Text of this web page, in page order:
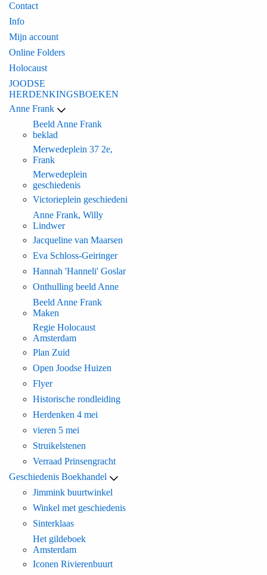
Contact
Info
Mijn account
Online Folders
Holocaust
JOODSE
HERDENKINGSBOEKEN
Anne Frank
Beeld Anne Frank
beklad
Merwedeplein 37 2e,
Frank
Merwedeplein
geschiedenis
Victorieplein geschiedeni
Anne Frank, Willy
Lindwer
Jacqueline van Maarsen
Eva Schloss-Geiringer
Hannah 'Hanneli' Goslar
Onthulling beeld Anne
Beeld Anne Frank
Maken
Regie Holocaust
Amsterdam
Plan Zuid
Open Joodse Huizen
Flyer
Historische rondleiding
Herdenken 4 mei
vieren 5 mei
Struikelstenen
Verraad Prinsengracht
Geschiedenis Boekhandel
Jimmink buurtwinkel
Winkel met geschiedenis
Sinterklaas
Het gildeboek
Amsterdam
Iconen Rivierenbuurt